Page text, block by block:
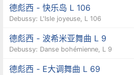
德彪西 - 快乐岛 L 106
Debussy: L'Isle joyeuse, L 106
德彪西 - 波希米亚舞曲 L 9
Debussy: Danse bohémienne, L 9
德彪西 - E大调舞曲 L 69